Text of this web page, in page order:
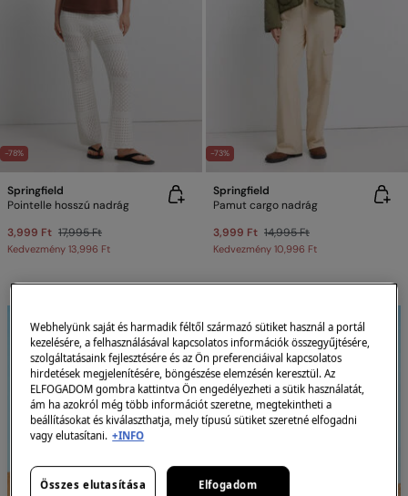
-78%
Springfield
Pointelle hosszú nadrág
3,999 Ft 17,995 Ft
Kedvezmény 13,996 Ft
-73%
Springfield
Pamut cargo nadrág
3,999 Ft 14,995 Ft
Kedvezmény 10,996 Ft
Webhelyünk saját és harmadik féltől származó sütiket használ a portál
kezelésére, a felhasználásával kapcsolatos információk összegyűjtésére,
szolgáltatásaink fejlesztésére és az Ön preferenciáival kapcsolatos
hirdetések megjelenítésére, böngészése elemzésén keresztül. Az
ELFOGADOM gombra kattintva Ön engedélyezheti a sütik használatát,
ám ha azokról még több információt szeretne, megtekintheti a
beállításokat és kiválaszthatja, mely típusú sütiket szeretné elfogadni
vagy elutasítani. +INFO
Összes elutasítása Elfogadom